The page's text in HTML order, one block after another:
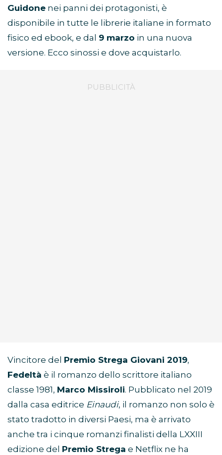
Guidone nei panni dei protagonisti, è
disponibile in tutte le librerie italiane in formato
fisico ed ebook, e dal 9 marzo in una nuova
versione. Ecco sinossi e dove acquistarlo.
Vincitore del Premio Strega Giovani 2019,
Fedeltà è il romanzo dello scrittore italiano
classe 1981, Marco Missiroli. Pubblicato nel 2019
dalla casa editrice Einaudi, il romanzo non solo è
stato tradotto in diversi Paesi, ma è arrivato
anche tra i cinque romanzi finalisti della LXXIII
edizione del Premio Strega e Netflix ne ha